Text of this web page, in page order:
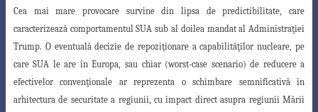
Cea mai mare provocare survine din lipsa de predictibilitate, care
caracterizează comportamentul SUA sub al doilea mandat al Administraţiei
Trump. O eventuală decizie de repoziţionare a capabilităţilor nucleare, pe
care SUA le are în Europa, sau chiar (worst-case scenario) de reducere a
efectivelor convenţionale ar reprezenta o schimbare semnificativă în
arhitectura de securitate a regiunii, cu impact direct asupra regiunii Mării